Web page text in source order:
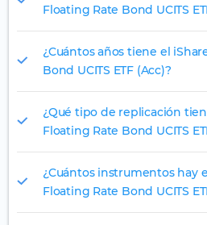
Floating Rate Bond UCITS
¿Cuántos años tiene el
Bond UCITS ETF (Acc)?
¿Qué tipo de replicación
Floating Rate Bond UCITS
¿Cuántos instrumentos hay
Floating Rate Bond UCITS